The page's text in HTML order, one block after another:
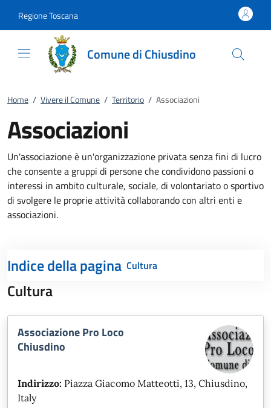
Regione Toscana
Comune di Chiusdino
Home / Vivere il Comune / Territorio / Associazioni
Associazioni
Un'associazione è un'organizzazione privata senza fini di lucro
che consente a gruppi di persone che condividono passioni o
interessi in ambito culturale, sociale, di volontariato o sportivo
di svolgere le proprie attività collaborando con altri enti e
associazioni.
Indice della pagina Cultura
Cultura
Associazione Pro Loco
Chiusdino
Indirizzo: Piazza Giacomo Matteotti, 13, Chiusdino,
Italy